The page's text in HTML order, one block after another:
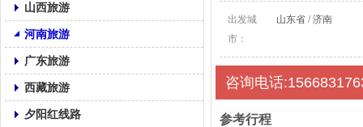
山西旅游
河南旅游
广东旅游
西藏旅游
夕阳红线路
出发城
市：
山东省 / 济南
咨询电话
参考行程